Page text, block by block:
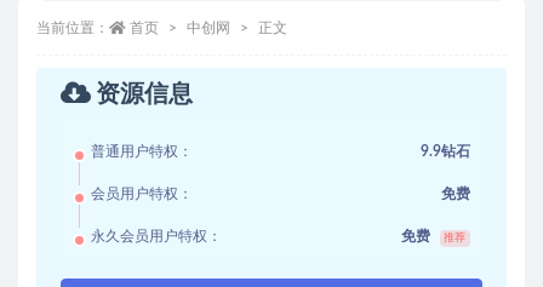
当前位置： 首页 中创网 正文
资源信息
普通用户特权： 9.9钻石
会员用户特权： 免费
永久会员用户特权： 免费 推荐